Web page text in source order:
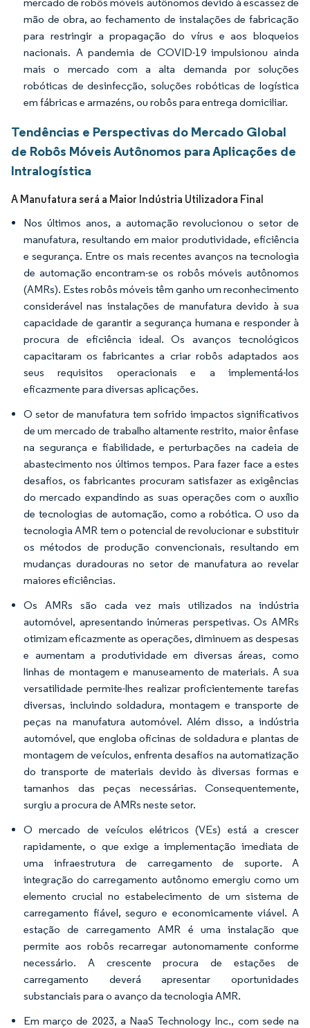
mão de obra, ao fechamento de instalações de fabricação
para restringir a propagação do vírus e aos bloqueios
nacionais. A pandemia de COVID-19 impulsionou ainda
mais o mercado com a alta demanda por soluções
robóticas de desinfecção, soluções robóticas de logística
em fábricas e armazéns, ou robôs para entrega domiciliar.
Tendências e Perspectivas do Mercado Global
de Robôs Móveis Autônomos para Aplicações de
Intralogística
A Manufatura será a Maior Indústria Utilizadora Final
Nos últimos anos, a automação revolucionou o setor de
manufatura, resultando em maior produtividade, eficiência
e segurança. Entre os mais recentes avanços na tecnologia
de automação encontram-se os robôs móveis autônomos
(AMRs). Estes robôs móveis têm ganho um reconhecimento
considerável nas instalações de manufatura devido à sua
capacidade de garantir a segurança humana e responder à
procura de eficiência ideal. Os avanços tecnológicos
capacitaram os fabricantes a criar robôs adaptados aos
seus requisitos operacionais e a implementá-los
eficazmente para diversas aplicações.
O setor de manufatura tem sofrido impactos significativos
de um mercado de trabalho altamente restrito, maior ênfase
na segurança e fiabilidade, e perturbações na cadeia de
abastecimento nos últimos tempos. Para fazer face a estes
desafios, os fabricantes procuram satisfazer as exigências
do mercado expandindo as suas operações com o auxílio
de tecnologias de automação, como a robótica. O uso da
tecnologia AMR tem o potencial de revolucionar e substituir
os métodos de produção convencionais, resultando em
mudanças duradouras no setor de manufatura ao revelar
maiores eficiências.
Os AMRs são cada vez mais utilizados na indústria
automóvel, apresentando inúmeras perspetivas. Os AMRs
otimizam eficazmente as operações, diminuem as despesas
e aumentam a produtividade em diversas áreas, como
linhas de montagem e manuseamento de materiais. A sua
versatilidade permite-lhes realizar proficientemente tarefas
diversas, incluindo soldadura, montagem e transporte de
peças na manufatura automóvel. Além disso, a indústria
automóvel, que engloba oficinas de soldadura e plantas de
montagem de veículos, enfrenta desafios na automatização
do transporte de materiais devido às diversas formas e
tamanhos das peças necessárias. Consequentemente,
surgiu a procura de AMRs neste setor.
O mercado de veículos elétricos (VEs) está a crescer
rapidamente, o que exige a implementação imediata de
uma infraestrutura de carregamento de suporte. A
integração do carregamento autônomo emergiu como um
elemento crucial no estabelecimento de um sistema de
carregamento fiável, seguro e economicamente viável. A
estação de carregamento AMR é uma instalação que
permite aos robôs recarregar autonomamente conforme
necessário. A crescente procura de estações de
carregamento deverá apresentar oportunidades
substanciais para o avanço da tecnologia AMR.
Em março de 2023, a NaaS Technology Inc., com sede na